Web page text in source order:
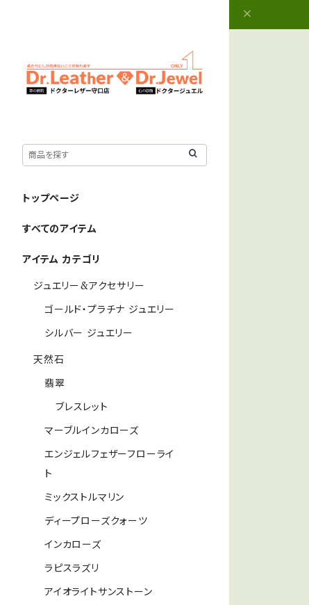
トップページ
すべてのアイテム
アイテム カテゴリ
ジュエリー&アクセサリー
ゴールド・プラチナ ジュエリー
シルバー ジュエリー
天然石
翡翠
ブレスレット
マーブルインカローズ
エンジェルフェザーフローライ
ト
ミックストルマリン
ディープローズクォーツ
インカローズ
ラピスラズリ
アイオライトサンストーン